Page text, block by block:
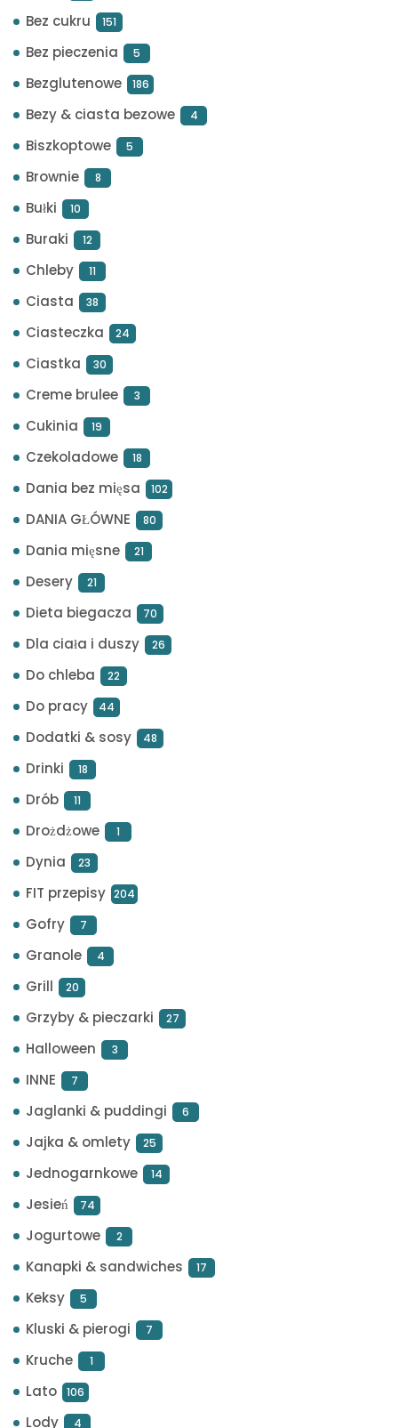
Bez cukru 151
Bez pieczenia 5
Bezglutenowe 186
Bezy & ciasta bezowe 4
Biszkoptowe 5
Brownie 8
Bułki 10
Buraki 12
Chleby 11
Ciasta 38
Ciasteczka 24
Ciastka 30
Creme brulee 3
Cukinia 19
Czekoladowe 18
Dania bez mięsa 102
DANIA GŁÓWNE 80
Dania mięsne 21
Desery 21
Dieta biegacza 70
Dla ciała i duszy 26
Do chleba 22
Do pracy 44
Dodatki & sosy 48
Drinki 18
Drób 11
Drożdżowe 1
Dynia 23
FIT przepisy 204
Gofry 7
Granole 4
Grill 20
Grzyby & pieczarki 27
Halloween 3
INNE 7
Jaglanki & puddingi 6
Jajka & omlety 25
Jednogarnkowe 14
Jesień 74
Jogurtowe 2
Kanapki & sandwiches 17
Keksy 5
Kluski & pierogi 7
Kruche 1
Lato 106
Lody 4